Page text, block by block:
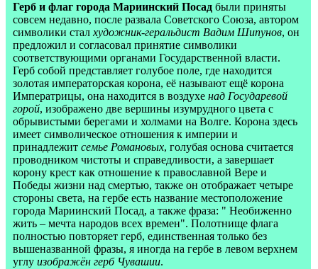
Герб и флаг города Мариинский Посад были приняты
совсем недавно, после развала Советского Союза, автором
символики стал художник-геральдист Вадим Шипунов, он
предложил и согласовал принятие символики
соответствующими органами Государственной власти.
Герб собой представляет голубое поле, где находится
золотая императорская корона, её называют ещё корона
Императрицы, она находится в воздухе над Государевой
горой, изображено две вершины изумрудного цвета с
обрывистыми берегами и холмами на Волге. Корона здесь
имеет символическое отношения к империи и
принадлежит семье Романовых, голубая основа считается
проводником чистоты и справедливости, а завершает
корону крест как отношение к православной Вере и
Победы жизни над смертью, также он отображает четыре
стороны света, на гербе есть название местоположение
города Мариинский Посад, а также фраза: " Необиженно
жить – мечта народов всех времен". Полотнище флага
полностью повторяет герб, единственная только без
вышеназванной фразы, я иногда на гербе в левом верхнем
углу изображён герб Чувашии.